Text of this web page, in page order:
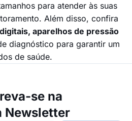
para atender às suas
Além disso, confira
, aparelhos de pressão
diagnóstico para garantir um
de saúde.
se na
Newsletter